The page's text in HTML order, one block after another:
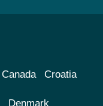
Canada Croatia
Denmark